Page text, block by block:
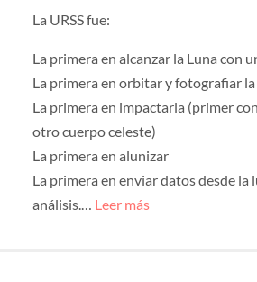
La URSS fue:
La primera en alcanzar la Luna con
La primera en orbitar y fotografiar la
La primera en impactarla (primer
otro cuerpo celeste)
La primera en alunizar
La primera en enviar datos desde la
análisis.… Leer más